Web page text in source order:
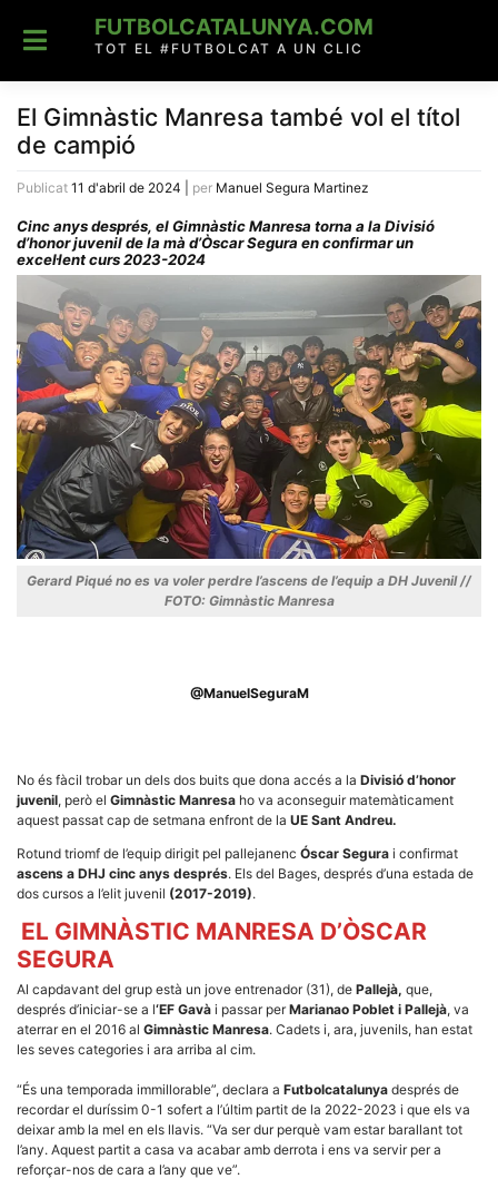
content
FUTBOLCATALUNYA.COM
TOT EL #FUTBOLCAT A UN CLIC
El Gimnàstic Manresa també vol el títol
de campió
Publicat 11 d'abril de 2024 per Manuel Segura Martinez
Cinc anys després, el Gimnàstic Manresa torna a la Divisió
d’honor juvenil de la mà d’Òscar Segura en confirmar un
excel·lent curs 2023-2024
Gerard Piqué no es va voler perdre l’ascens de l’equip a DH Juvenil //
FOTO: Gimnàstic Manresa
@ManuelSeguraM
No és fàcil trobar un dels dos buits que dona accés a la Divisió d’honor
juvenil, però el Gimnàstic Manresa ho va aconseguir matemàticament
aquest passat cap de setmana enfront de la UE Sant Andreu.
Rotund triomf de l’equip dirigit pel pallejanenc Óscar Segura i confirmat
ascens a DHJ cinc anys després. Els del Bages, després d’una estada de
dos cursos a l’elit juvenil (2017-2019).
EL GIMNÀSTIC MANRESA D’ÒSCAR
SEGURA
Al capdavant del grup està un jove entrenador (31), de Pallejà, que,
després d’iniciar-se a l‘EF Gavà i passar perMarianao Poblet i Pallejà, va
aterrar en el 2016 al Gimnàstic Manresa. Cadets i, ara, juvenils, han estat
les seves categories i ara arriba al cim.
“És una temporada immillorable”, declara a Futbolcatalunya després de
recordar el duríssim 0-1 sofert a l’últim partit de la 2022-2023 i que els va
deixar amb la mel en els llavis. “Va ser dur perquè vam estar barallant tot
l’any. Aquest partit a casa va acabar amb derrota i ens va servir per a
reforçar-nos de cara a l’any que ve”.
opcionals,
tècnic de la
web.
Estadístiques
estadístiques
de manera
per a millorar
la funcionalitat
i la seva
estructura.
Experiència
d'usuari
Alguns
components